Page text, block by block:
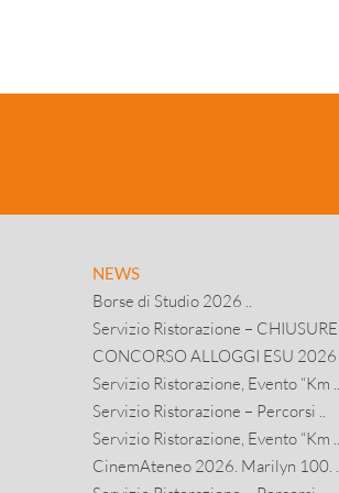
NEWS
Borse di Studio 2026 ..
Servizio Ristorazione – CHIUSURE ..
CONCORSO ALLOGGI ESU 2026 ..
Servizio Ristorazione, Evento “Km ..
Servizio Ristorazione – Percorsi ..
Servizio Ristorazione, Evento “Km ..
CinemAteneo 2026. Marilyn 100. ..